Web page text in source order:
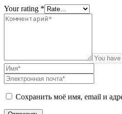
Your rating *
Сохранить моё имя, email и